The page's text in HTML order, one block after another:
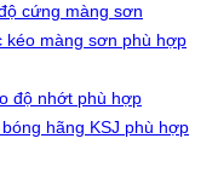
cứng màng sơn
kéo màng sơn phù hợp
độ nhớt phù hợp
hãng KSJ phù hợp